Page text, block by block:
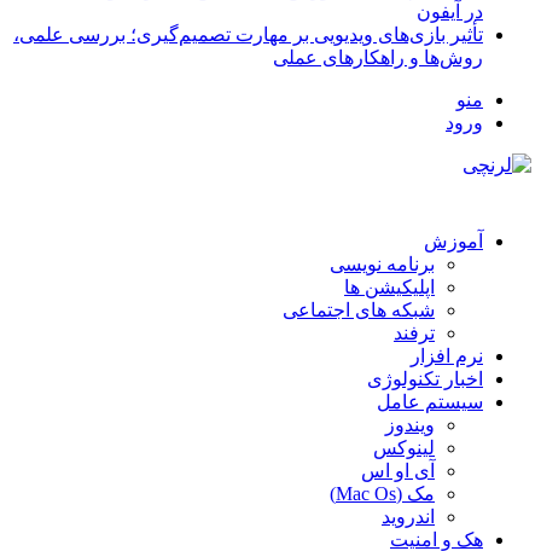
در آیفون
تأثیر بازی‌های ویدیویی بر مهارت تصمیم‌گیری؛ بررسی علمی،
روش‌ها و راهکارهای عملی
منو
ورود
آموزش
برنامه نویسی
اپلیکیشن ها
شبکه های اجتماعی
ترفند
نرم افزار
اخبار تکنولوژی
سیستم عامل
ویندوز
لینوکس
آی او اس
مک (Mac Os)
اندروید
هک و امنیت